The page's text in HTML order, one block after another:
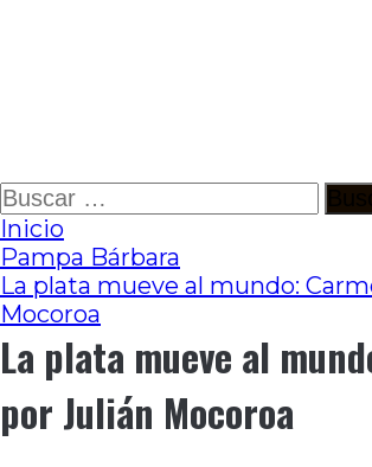
Ir
al
contenido
Buscar:
Inicio
Pampa Bárbara
La plata mueve al mundo:
Mocoroa
La plata mueve al
por Julián Mocoroa